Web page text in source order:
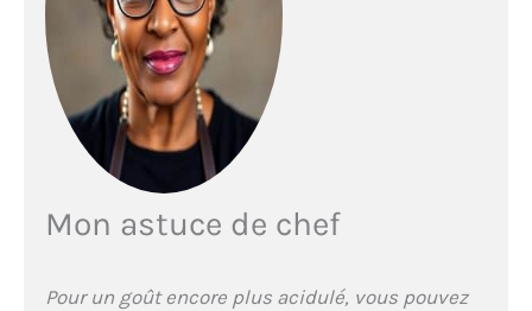
Mon astuce de chef
Pour un goût encore plus acidulé, vous pouvez